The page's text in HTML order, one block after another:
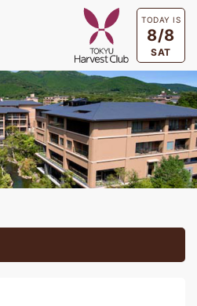
TODAY IS
8/8
SAT